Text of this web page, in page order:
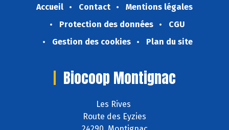
Accueil Contact
Mentions légales
Protection des données
CGU
Gestion des cookies
Plan du site
Biocoop Montignac
Les Rives
Route des Eyzies